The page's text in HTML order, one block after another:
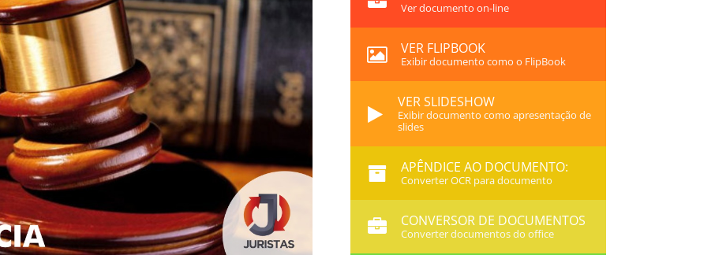
Ver documento on-line
VER FLIPBOOK
Exibir documento como o FlipBook
VER SLIDESHOW
Exibir documento como apresentação de
slides
APÊNDICE AO DOCUMENTO:
Converter OCR para documento
CONVERSOR DE DOCUMENTOS
Converter documentos do office